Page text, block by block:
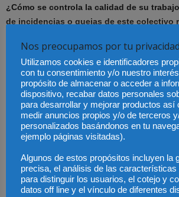
¿Cómo se controla la calidad de su
de incidencias o quejas de este colectivo
El control deontológico y de las obligaciones
de justicia gratuita corresponde a los
que el ciudadano puede acudir si no está
profesional y éste ha de responder. Frente a
pensarse, es lo cierto que el nivel de quejas
profesionales de oficio es porcentualmente
normalmente de escasa entidad. Estudios
e incluso cuestionarios efectuados
del servicio ponen también de manifiesto un
Nos preocupamos por tu privacidad
Utilizamos cookies e identificadores
con tu consentimiento y/o nuestro
propósito de almacenar o acceder a
dispositivo, recabar datos personales
para desarrollar y mejorar productos así
medir anuncios propios y/o de terceros
personalizados basándonos en tu
ejemplo páginas visitadas).
Algunos de estos propósitos incluyen la
precisa, el análisis de las características
para distinguir los usuarios, el cotejo y
datos off line y el vínculo de diferentes